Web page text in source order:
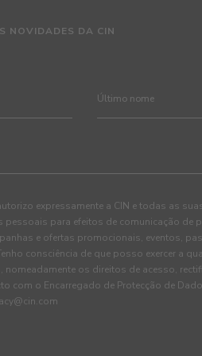
NOVIDADES DA CIN
expressamente a CIN e todas as
para efeitos de comunicação de
e ofertas promocionais, eventos,
consciência de que posso exercer a
os direitos de acesso,
com o Encarregado de Protecção de